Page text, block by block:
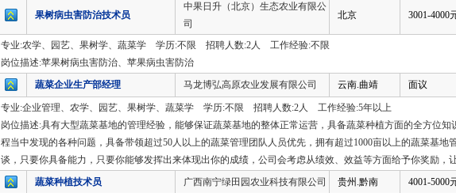
果树病虫害防治技术员
中果日升（北京）生态农业有限公
司
北京 3001-4000
专业:农学、园艺、果树学、蔬菜学 学历:不限 招聘人数:2人 工作经验:不限
岗位描述:苹果树病虫害防治、苹果病虫害防治
蔬菜企业生产部经理
马龙博弘高原农业发展有限公司 云南.曲靖 面议
专业:企业管理、农学、园艺、果树学、蔬菜学 学历:不限 招聘人数:2人 工作经验:5年以上
岗位描述:具有大型蔬菜基地的管理经验，能够保证蔬菜基地的整体正常运营，具备蔬菜种植方面的全方位知
程当中发现的各种问题，具备带领超过50人以上的蔬菜管理团队人员优先，拥有超过1000亩以上的蔬菜基地
谈，只要你具备能力，只要你能够发挥出来体现出你的成绩，公司会考虑从绩效、效益等方面给予你奖励，
蔬菜种植技术员
广西南宁绿田园农业科技有限公司 贵州.黔南 4001-5000